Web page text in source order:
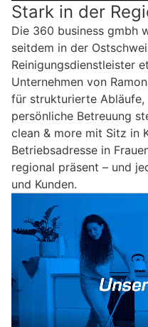
Stark in der
Die 360 business gmbh
seitdem in der
Reinigungsdienstleister
Unternehmen von
für strukturierte Abläufe,
persönliche Betreuung
clean & more mit Sitz in
Betriebsadresse in
regional präsent – und
und Kunden.